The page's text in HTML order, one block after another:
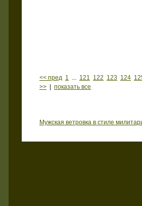
<< пред 1 ... 121 122 123 124
>>
показать все
Мужская ветровка в стиле